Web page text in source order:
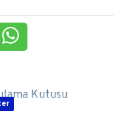
Kutusu